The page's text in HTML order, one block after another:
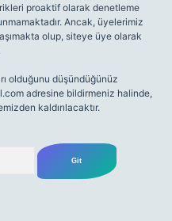
proaktif olarak denetleme
Ancak, üyelerimiz
olup, siteye üye olarak
olduğunu düşündüğünüz
adresine bildirmeniz halinde,
kaldırılacaktır.